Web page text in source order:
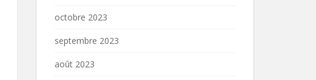
octobre 2023
septembre 2023
août 2023